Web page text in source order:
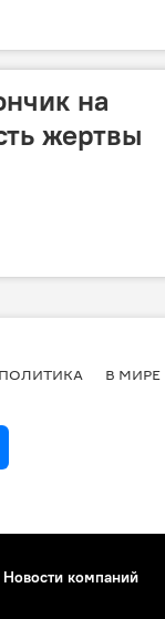
на
жертвы
ПОЛИТИКА В МИРЕ
Новости компаний